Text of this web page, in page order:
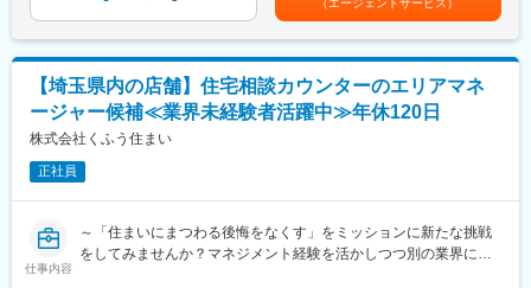
http://exhibition.team-lab.net/singapore/
-teamLab: Living Digital Space and Future Parks
（2016、シリコンバレー）
http://exhibition.team-lab.net/siliconvalley/
変更の範囲：会社の定める業務
・相談後のお客様、住宅会社のフォロー(お電話、LINE@)
※入社後、約2-3ヶ月間は研修を行います。座学研修、先輩の商談
への同席、ロープレ、ロープレ試験、先輩に同席してもらいなが
らの商談を経て独り立ちとなります。
＜店長業務＞
・店舗運営
＜エリアマネージャー業務＞
・複数店舗の管理
年2回（4月、10月）賃金はあくまでも目安の金額であり、選考を
通じて上下する可能性があります。月給(月額)は固定手当を含めた
表記です。
（エージェントサービス）
【埼玉県内の店舗】住宅相談カウンターのエリアマネ
ージャー候補≪業界未経験者活躍中≫年休120日
株式会社くふう住まい
正社員
仕事内容
～「住まいにまつわる後悔をなくす」をミッションに新たな挑戦
をしてみませんか？マネジメント経験を活かしつつ別の業界に興